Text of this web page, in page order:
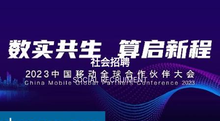
社会招聘
SOCIAL RECRUIMENT